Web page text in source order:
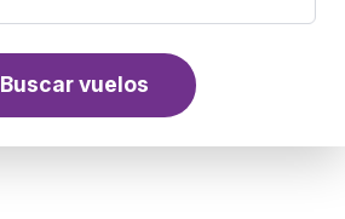
Buscar vuelos